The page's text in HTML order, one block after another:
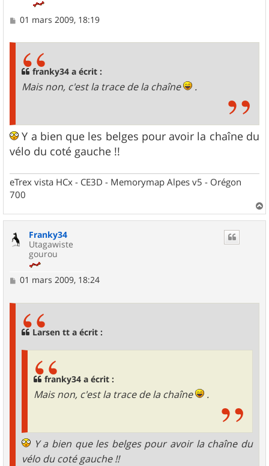
M
01 mars 2009, 18:19
franky34 a écrit :
Mais non, c'est la trace de la chaîne .
Y a bien que les belges pour avoir la chaîne du
vélo du coté gauche !!
eTrex vista HCx - CE3D - Memorymap Alpes v5 - Orégon
700
a
Franky34
Utagawiste
gourou
M
01 mars 2009, 18:24
Larsen tt a écrit :
franky34 a écrit :
Mais non, c'est la trace de la chaîne .
Y a bien que les belges pour avoir la chaîne du
vélo du coté gauche !!